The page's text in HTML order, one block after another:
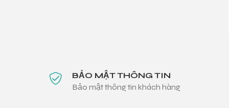
BẢO MẬT THÔNG TIN
Bảo mật thông tin khách hàng